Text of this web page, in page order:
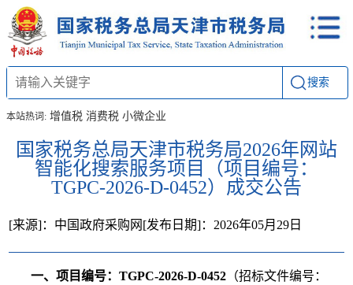
搜索
本站热词: 增值税 消费税 小微企业
国家税务总局天津市税务局2026年网站
智能化搜索服务项目（项目编号：
TGPC-2026-D-0452）成交公告
[发布日期]：2026年05月29日
[来源]：中国政府采购网
一、项目编号：TGPC-2026-D-0452 （招标文件编号：